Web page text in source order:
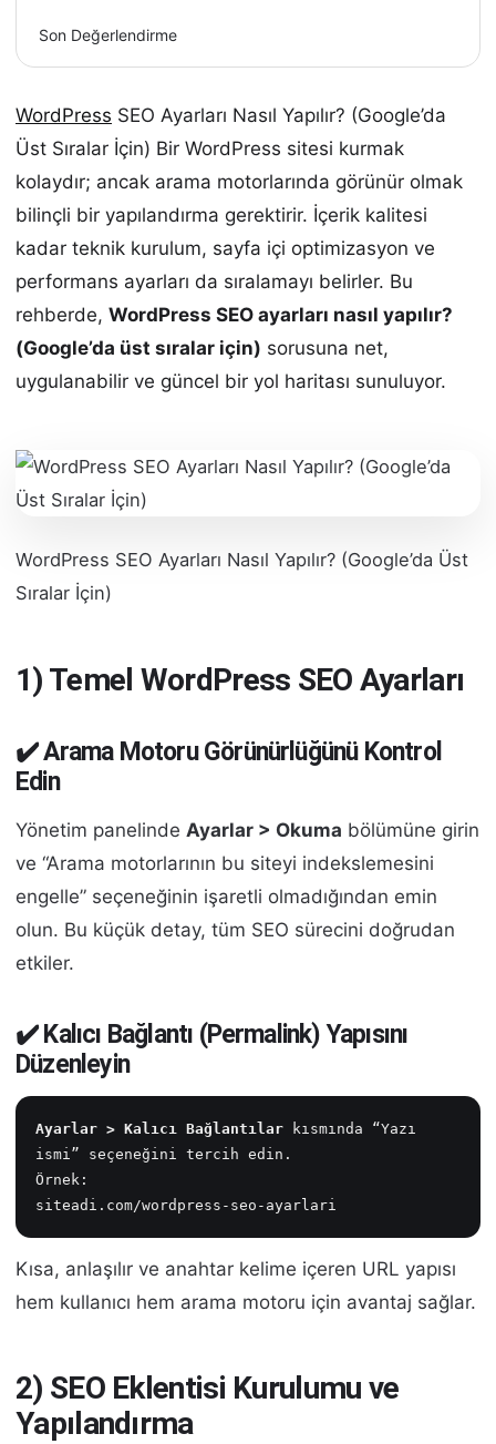
Son Değerlendirme
WordPress SEO Ayarları Nasıl Yapılır? (Google’da
Üst Sıralar İçin) Bir WordPress sitesi kurmak
kolaydır; ancak arama motorlarında görünür olmak
bilinçli bir yapılandırma gerektirir. İçerik kalitesi
kadar teknik kurulum, sayfa içi optimizasyon ve
performans ayarları da sıralamayı belirler. Bu
rehberde, WordPress SEO ayarları nasıl yapılır?
(Google’da üst sıralar için) sorusuna net,
uygulanabilir ve güncel bir yol haritası sunuluyor.
WordPress SEO Ayarları Nasıl Yapılır? (Google’da Üst
Sıralar İçin)
1) Temel WordPress SEO Ayarları
✔️ Arama Motoru Görünürlüğünü Kontrol
Edin
Yönetim panelinde Ayarlar > Okuma bölümüne girin
ve “Arama motorlarının bu siteyi indekslemesini
engelle” seçeneğinin işaretli olmadığından emin
olun. Bu küçük detay, tüm SEO sürecini doğrudan
etkiler.
✔️ Kalıcı Bağlantı (Permalink) Yapısını
Düzenleyin
Ayarlar > Kalıcı Bağlantılar kısmında “Yazı
ismi” seçeneğini tercih edin.
Örnek:
siteadi.com/wordpress-seo-ayarlari
Kısa, anlaşılır ve anahtar kelime içeren URL yapısı
hem kullanıcı hem arama motoru için avantaj sağlar.
2) SEO Eklentisi Kurulumu ve
Yapılandırma